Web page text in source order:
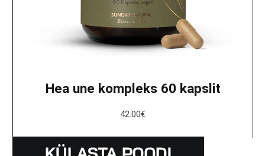
Hea une kompleks 60 kapslit
42.00€